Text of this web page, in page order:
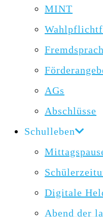
MINT
AGs
Abschlüsse
Schulleben
Digitale
Abend der